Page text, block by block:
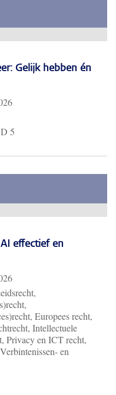
Gelijk hebben én
5
effectief en
Europees recht,
Intellectuele
Privacy en ICT recht,
en